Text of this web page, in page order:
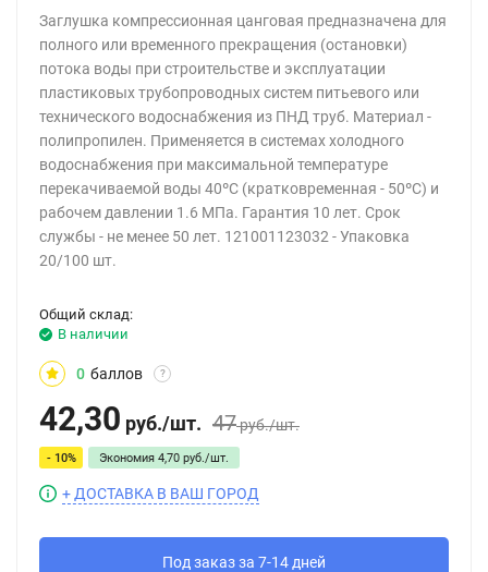
Заглушка компрессионная цанговая предназначена для
полного или временного прекращения (остановки)
потока воды при строительстве и эксплуатации
пластиковых трубопроводных систем питьевого или
технического водоснабжения из ПНД труб. Материал -
полипропилен. Применяется в системах холодного
водоснабжения при максимальной температуре
перекачиваемой воды 40ºС (кратковременная - 50ºС) и
рабочем давлении 1.6 МПа. Гарантия 10 лет. Срок
службы - не менее 50 лет. 121001123032 - Упаковка
20/100 шт.
Общий склад:
В наличии
0 баллов ?
42,30 руб./шт. 47руб./шт.
- 10% Экономия 4,70 руб. /шт.
+ ДОСТАВКА В ВАШ ГОРОД
Под заказ за 7-14 дней